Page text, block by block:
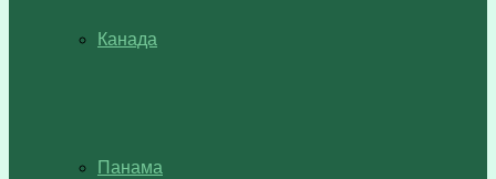
Канада
Панама